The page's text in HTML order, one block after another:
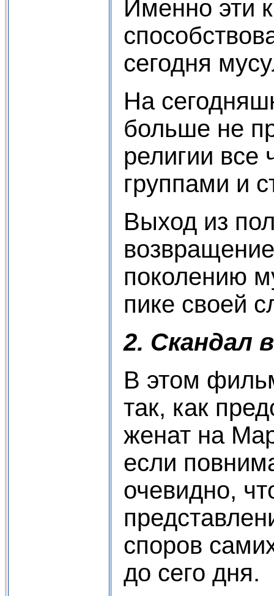
Именно эти
сегодня
На
больше не
религии все
группами и
Выход из
поколению
пике своей
2. Скандал
В этом
так, как
женат на
если
очевидно,
споров
до сего дня.